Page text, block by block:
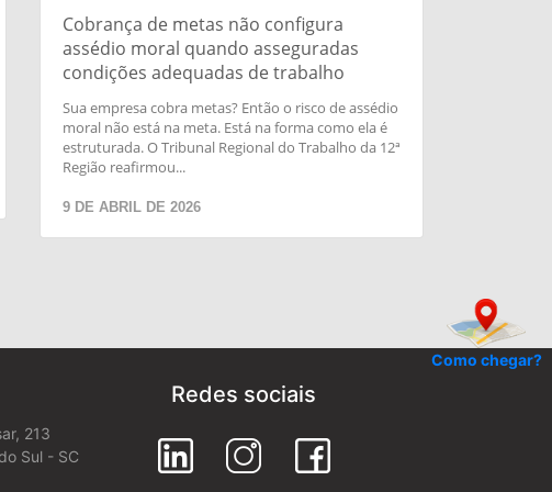
Cobrança de metas não configura
assédio moral quando asseguradas
condições adequadas de trabalho
Sua empresa cobra metas? Então o risco de assédio
moral não está na meta. Está na forma como ela é
estruturada. O Tribunal Regional do Trabalho da 12ª
Região reafirmou...
9 DE ABRIL DE 2026
Como chegar?
213
Sul - SC
Redes sociais